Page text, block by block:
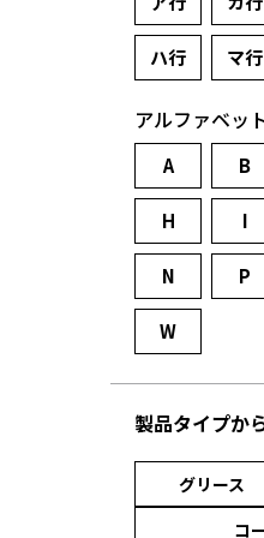
ハ行 マ行
アルファベッ
A B
H I
N P
W
製品タイプか
グリース
コ